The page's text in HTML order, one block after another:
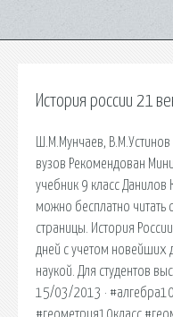
История россии 21
Ш.М.Мунчаев,
вузов Рекомендован
учебник 9 класс Данилов
можно бесплатно
страницы. История
дней с учетом новейших
наукой. Для студентов
15/03/2013 ·
#геометрия10класс